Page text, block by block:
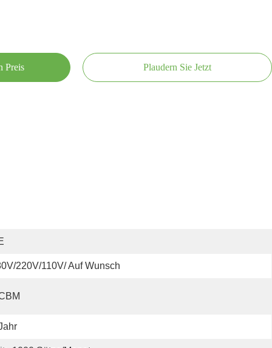
Preis Plaudern Sie Jetzt
220V/110V/ Auf Wunsch